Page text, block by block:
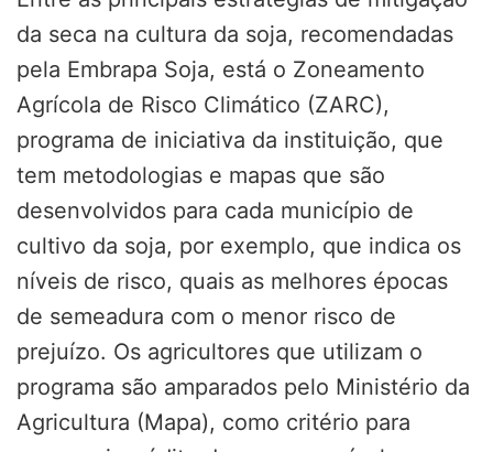
da seca na cultura da soja, recomendadas
pela Embrapa Soja, está o Zoneamento
Agrícola de Risco Climático (ZARC),
programa de iniciativa da instituição, que
tem metodologias e mapas que são
desenvolvidos para cada município de
cultivo da soja, por exemplo, que indica os
níveis de risco, quais as melhores épocas
de semeadura com o menor risco de
prejuízo. Os agricultores que utilizam o
programa são amparados pelo Ministério da
Agricultura (Mapa), como critério para